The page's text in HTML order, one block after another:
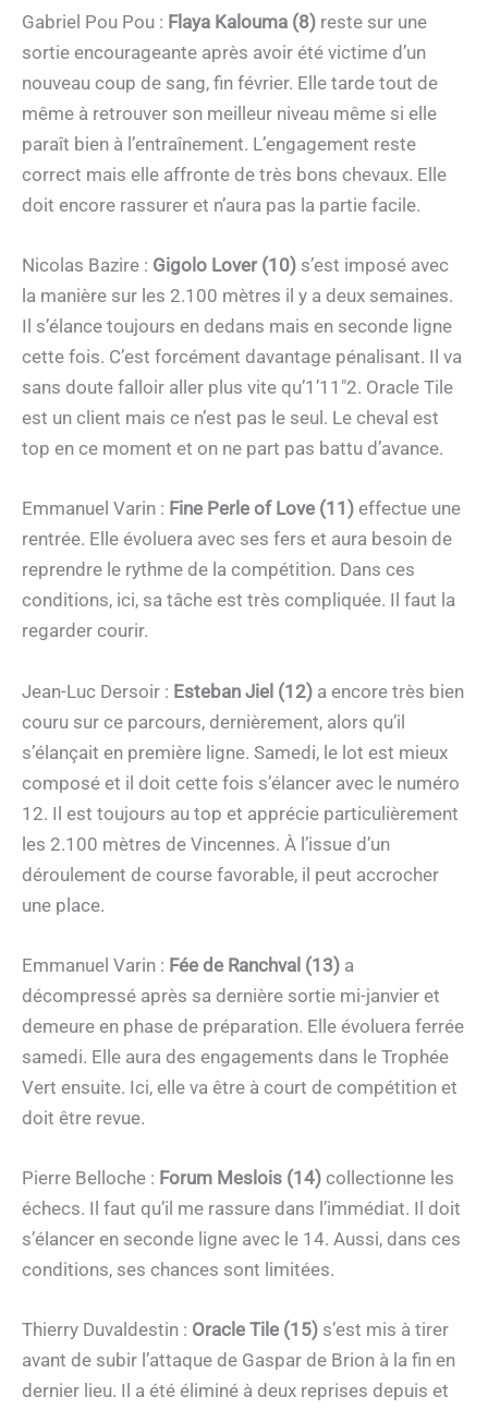
Gabriel Pou Pou : Flaya Kalouma (8) reste sur une
sortie encourageante après avoir été victime d’un
nouveau coup de sang, fin février. Elle tarde tout de
même à retrouver son meilleur niveau même si elle
paraît bien à l’entraînement. L’engagement reste
correct mais elle affronte de très bons chevaux. Elle
doit encore rassurer et n’aura pas la partie facile.
Nicolas Bazire : Gigolo Lover (10) s’est imposé avec
la manière sur les 2.100 mètres il y a deux semaines.
Il s’élance toujours en dedans mais en seconde ligne
cette fois. C’est forcément davantage pénalisant. Il va
sans doute falloir aller plus vite qu’1’11″2. Oracle Tile
est un client mais ce n’est pas le seul. Le cheval est
top en ce moment et on ne part pas battu d’avance.
Emmanuel Varin : Fine Perle of Love (11) effectue une
rentrée. Elle évoluera avec ses fers et aura besoin de
reprendre le rythme de la compétition. Dans ces
conditions, ici, sa tâche est très compliquée. Il faut la
regarder courir.
Jean-Luc Dersoir : Esteban Jiel (12) a encore très bien
couru sur ce parcours, dernièrement, alors qu’il
s’élançait en première ligne. Samedi, le lot est mieux
composé et il doit cette fois s’élancer avec le numéro
12. Il est toujours au top et apprécie particulièrement
les 2.100 mètres de Vincennes. À l’issue d’un
déroulement de course favorable, il peut accrocher
une place.
Emmanuel Varin : Fée de Ranchval (13) a
décompressé après sa dernière sortie mi-janvier et
demeure en phase de préparation. Elle évoluera ferrée
samedi. Elle aura des engagements dans le Trophée
Vert ensuite. Ici, elle va être à court de compétition et
doit être revue.
Pierre Belloche : Forum Meslois (14) collectionne les
échecs. Il faut qu’il me rassure dans l’immédiat. Il doit
s’élancer en seconde ligne avec le 14. Aussi, dans ces
conditions, ses chances sont limitées.
Thierry Duvaldestin : Oracle Tile (15) s’est mis à tirer
avant de subir l’attaque de Gaspar de Brion à la fin en
dernier lieu. Il a été éliminé à deux reprises depuis et